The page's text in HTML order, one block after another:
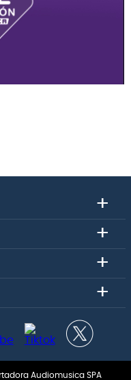
+
+
+
+
Audiomusica SPA